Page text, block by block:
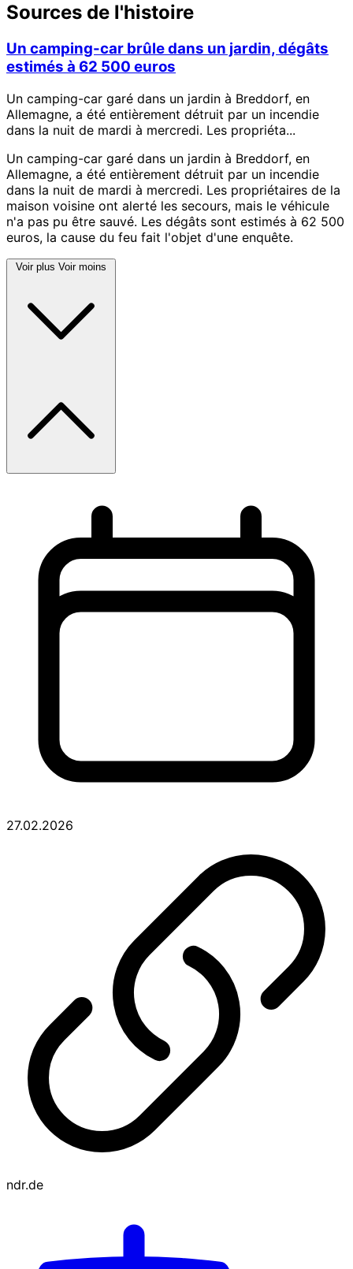
Sources de l'histoire
Un camping-car brûle dans un jardin, dégâts
estimés à 62 500 euros
Un camping-car garé dans un jardin à Breddorf, en
Allemagne, a été entièrement détruit par un incendie
dans la nuit de mardi à mercredi. Les propriéta...
Un camping-car garé dans un jardin à Breddorf, en
Allemagne, a été entièrement détruit par un incendie
dans la nuit de mardi à mercredi. Les propriétaires de la
maison voisine ont alerté les secours, mais le véhicule
n'a pas pu être sauvé. Les dégâts sont estimés à 62 500
euros, la cause du feu fait l'objet d'une enquête.
Voir plus Voir moins
27.02.2026
ndr.de